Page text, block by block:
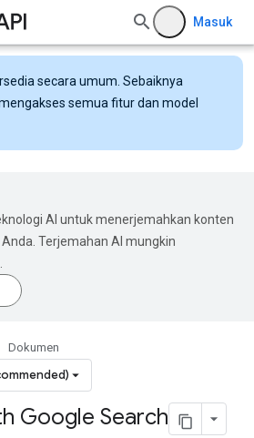
Masuk
secara umum. Sebaiknya
semua fitur dan model
AI untuk menerjemahkan konten
Terjemahan AI mungkin
Dokumen
Google Search